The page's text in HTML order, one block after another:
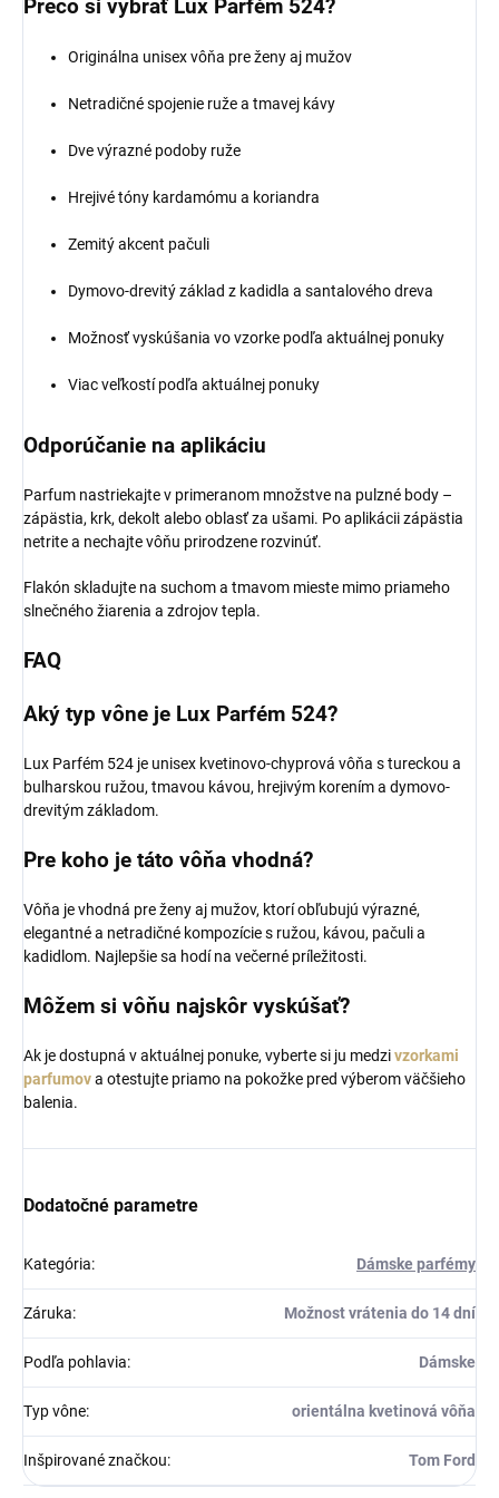
Prečo si vybrať Lux Parfém 524?
Originálna unisex vôňa pre ženy aj mužov
Netradičné spojenie ruže a tmavej kávy
Dve výrazné podoby ruže
Hrejivé tóny kardamómu a koriandra
Zemitý akcent pačuli
Dymovo-drevitý základ z kadidla a santalového dreva
Možnosť vyskúšania vo vzorke podľa aktuálnej ponuky
Viac veľkostí podľa aktuálnej ponuky
Odporúčanie na aplikáciu
Parfum nastriekajte v primeranom množstve na pulzné body –
zápästia, krk, dekolt alebo oblasť za ušami. Po aplikácii zápästia
netrite a nechajte vôňu prirodzene rozvinúť.
Flakón skladujte na suchom a tmavom mieste mimo priameho
slnečného žiarenia a zdrojov tepla.
FAQ
Aký typ vône je Lux Parfém 524?
Lux Parfém 524 je unisex kvetinovo-chyprová vôňa s tureckou a
bulharskou ružou, tmavou kávou, hrejivým korením a dymovo-
drevitým základom.
Pre koho je táto vôňa vhodná?
Vôňa je vhodná pre ženy aj mužov, ktorí obľubujú výrazné,
elegantné a netradičné kompozície s ružou, kávou, pačuli a
kadidlom. Najlepšie sa hodí na večerné príležitosti.
Môžem si vôňu najskôr vyskúšať?
Ak je dostupná v aktuálnej ponuke, vyberte si ju medzivzorkami
parfumova otestujte priamo na pokožke pred výberom väčšieho
balenia.
Dodatočné parametre
Kategória: Dámske parfémy
Záruka: Možnost vrátenia do 14 dní
Podľa pohlavia: Dámske
Typ vône: orientálna kvetinová vôňa
Inšpirované značkou: Tom Ford